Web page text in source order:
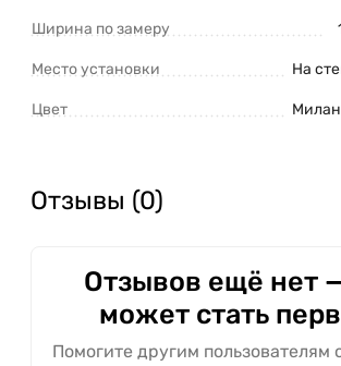
Ширина по замеру
Место установки На
Цвет
Отзывы (0)
Отзывов ещё нет
может стать
Помогите другим пользователям